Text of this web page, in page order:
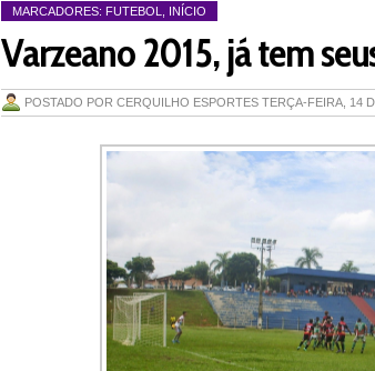
MARCADORES: FUTEBOL INÍCIO
Varzeano 2015, já tem
POSTADO POR CERQUILHO ESPORTES TERÇA-FEIRA, 14